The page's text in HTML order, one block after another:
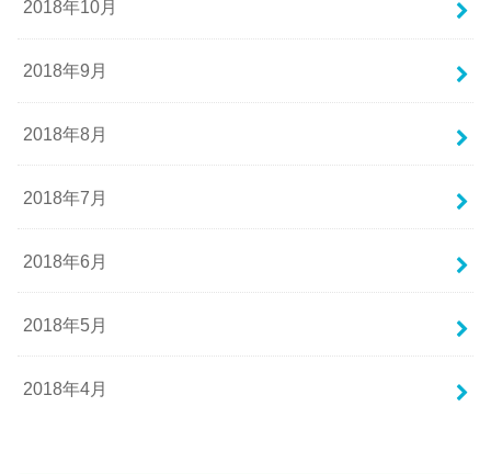
2018年10月
2018年9月
2018年8月
2018年7月
2018年6月
2018年5月
2018年4月